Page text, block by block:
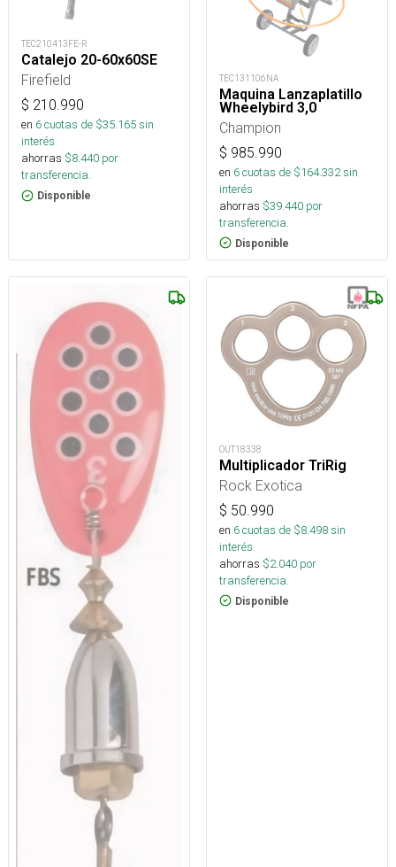
TEC210413FE-R
Catalejo 20-60x60SE
Firefield
$ 210.990
en 6cuotas de $35.165sin
interés
ahorras $8.440 por
transferencia.
Disponible
TEC131106NA
Maquina Lanzaplatillo
Wheelybird 3,0
Champion
$ 985.990
en 6cuotas de $164.332sin
interés
ahorras $39.440 por
transferencia.
Disponible
OUT18338
Multiplicador TriRig
Rock Exotica
$ 50.990
en 6cuotas de $8.498sin
interés
ahorras $2.040 por
transferencia.
Disponible